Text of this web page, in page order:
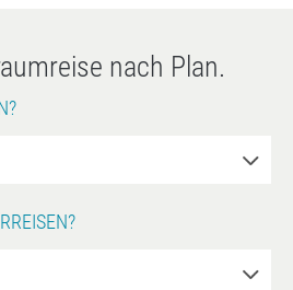
nach Plan.